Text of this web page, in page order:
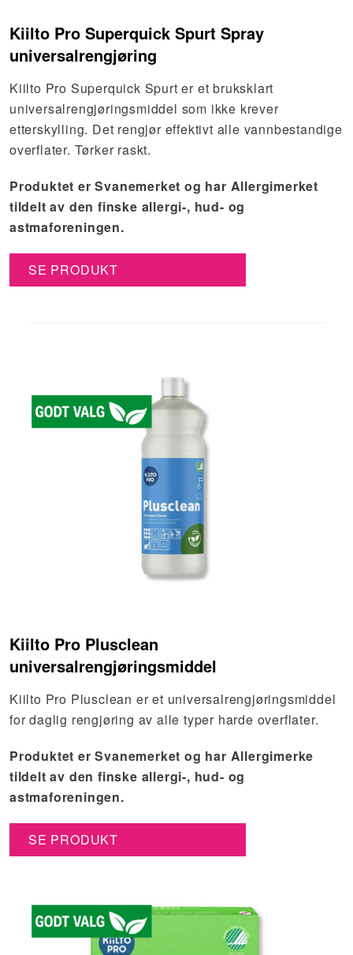
Kiilto Pro Superquick Spurt Spray
universalrengjøring
Kiilto Pro Superquick Spurt er et bruksklart
universalrengjøringsmiddel som ikke krever
etterskylling. Det rengjør effektivt alle vannbestandige
overflater. Tørker raskt.
Produktet er Svanemerket og har Allergimerket
tildelt av den finske allergi-, hud- og
astmaforeningen.
SE PRODUKT
Kiilto Pro Plusclean
universalrengjøringsmiddel
Kiilto Pro Plusclean er et universalrengjøringsmiddel
for daglig rengjøring av alle typer harde overflater.
Produktet er Svanemerket og har Allergimerke
tildelt av den finske allergi-, hud- og
astmaforeningen.
SE PRODUKT